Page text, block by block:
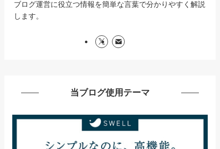
ブログ運営に役立つ情報を簡単な言葉で分かりやすく解説
します。
当ブログ使用テーマ